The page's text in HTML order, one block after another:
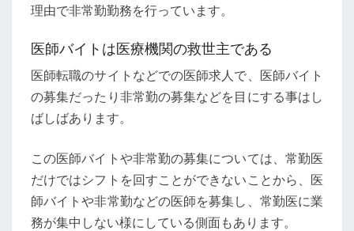
理由で非常勤勤務を行っています。
医師バイトは医療機関の救世主である
医師転職のサイトなどでの医師求人で、医師バイト
の募集だったり非常勤の募集などを目にする事はし
ばしばあります。
この医師バイトや非常勤の募集については、常勤医
だけではシフトを回すことができないことから、医
師バイトや非常勤などの医師を募集し、常勤医に業
務が集中しない様にしている側面もあります。